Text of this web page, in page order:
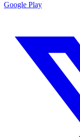
Google Play